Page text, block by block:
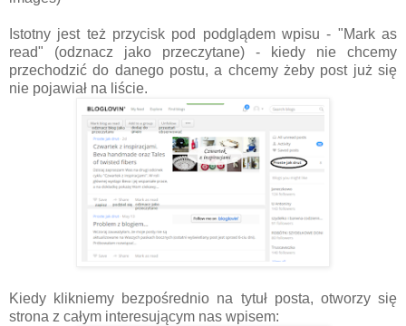
Istotny jest też przycisk pod podglądem wpisu - "Mark as
read" (odznacz jako przeczytane) - kiedy nie chcemy
przechodzić do danego postu, a chcemy żeby post już się
nie pojawiał na liście.
Kiedy klikniemy bezpośrednio na tytuł posta, otworzy się
strona z całym interesującym nas wpisem: